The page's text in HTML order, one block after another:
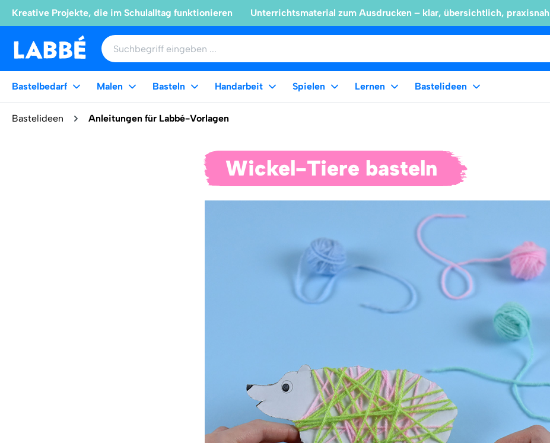
Kreative Projekte, die im Schulalltag funktionieren Unterrichtsmaterial zum Ausdrucken – klar, übersichtlich, praxisnah
Bastelbedarf Malen Basteln Handarbeit Spielen Lernen Bastelideen
Bastelideen Anleitungen für Labbé-Vorlagen
Wickel-Tiere basteln